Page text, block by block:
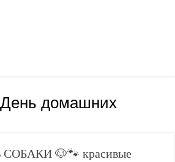
День домашних
🐶🐾 красивые